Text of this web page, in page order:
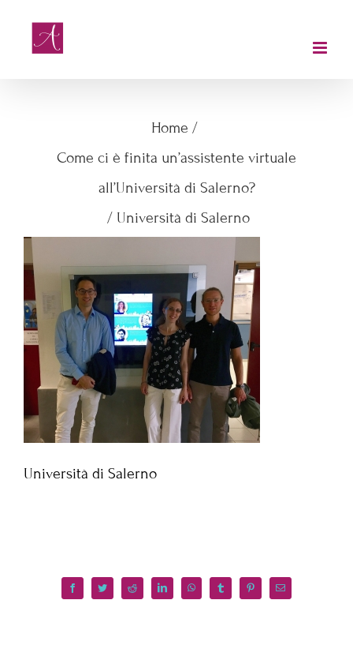
Home /
Come ci è finita un’assistente virtuale
all’Università di Salerno?
/ Università di Salerno
Università di Salerno
FacebookTwitter Reddit LinkedInWhatsAppTumblr PinterestEmail